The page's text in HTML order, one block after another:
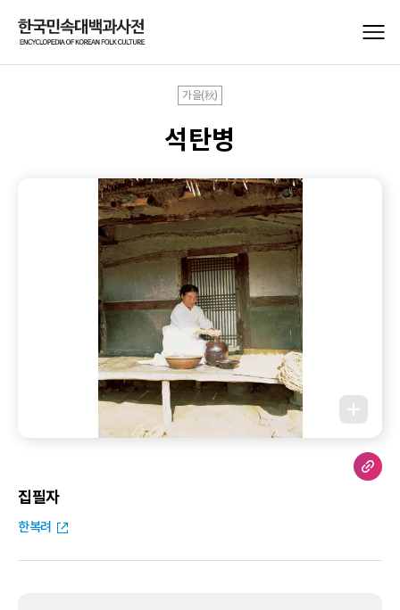
가을(秋)
석탄병
집필자
한복려